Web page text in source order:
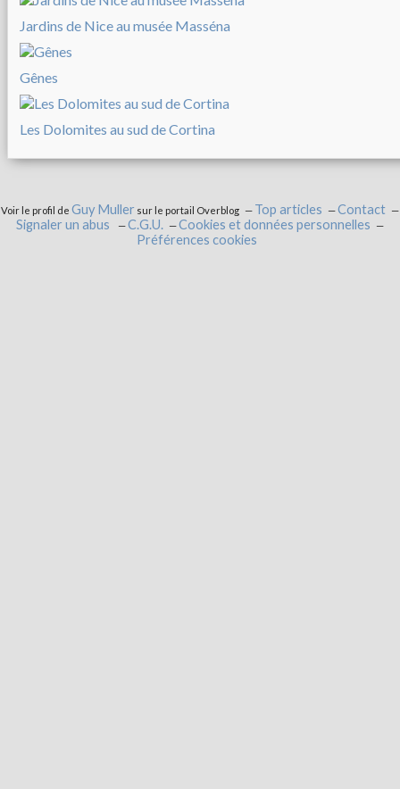
Jardins de Nice au musée Masséna
Gênes
Les Dolomites au sud de Cortina
Voir le profil de Guy Muller sur le portail Overblog Top articles
Contact
Signaler un abus
C.G.U.
Cookies et données personnelles
Préférences cookies